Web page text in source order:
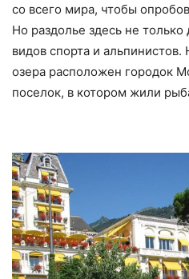
со всего мира, чтобы
Но раздолье здесь не
видов спорта и
озера расположен городок
поселок, в котором жили